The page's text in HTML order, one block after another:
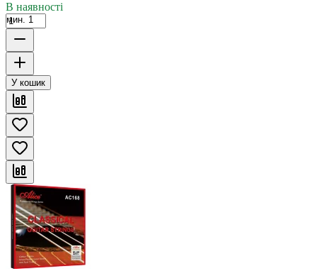
В наявності
мин. 1
У кошик